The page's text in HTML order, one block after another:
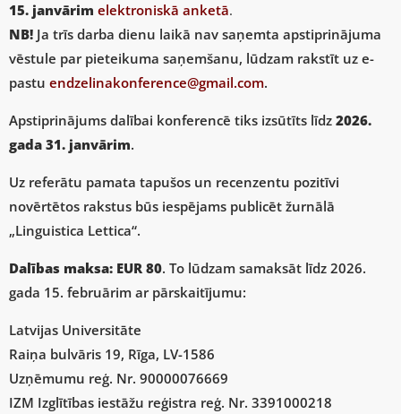
15. janvārim elektroniskā anketā.
NB! Ja trīs darba dienu laikā nav saņemta apstiprinājuma
vēstule par pieteikuma saņemšanu, lūdzam rakstīt uz e-
pastu endzelinakonference@gmail.com.
Apstiprinājums dalībai konferencē tiks izsūtīts līdz 2026.
gada 31. janvārim.
Uz referātu pamata tapušos un recenzentu pozitīvi
novērtētos rakstus būs iespējams publicēt žurnālā
„Linguistica Lettica“.
Dalības maksa: EUR 80. To lūdzam samaksāt līdz 2026.
gada 15. februārim ar pārskaitījumu:
Latvijas Universitāte
Raiņa bulvāris 19, Rīga, LV-1586
Uzņēmumu reģ. Nr. 90000076669
IZM Izglītības iestāžu reģistra reģ. Nr. 3391000218